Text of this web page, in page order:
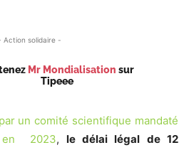
Action solidaire -
Mr Mondialisation sur
Tipeee
un comité scientifique mandaté
en 2023, le délai légal de 12